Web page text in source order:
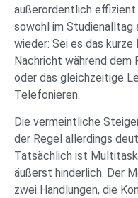
außerordentlich
sowohl im Studienalltag
wieder: Sei es das
Nachricht während dem
oder das gleichzeitige
Telefonieren.
Die vermeintliche
der Regel allerdings
Tatsächlich ist
äußerst hinderlich. Der
zwei Handlungen, die